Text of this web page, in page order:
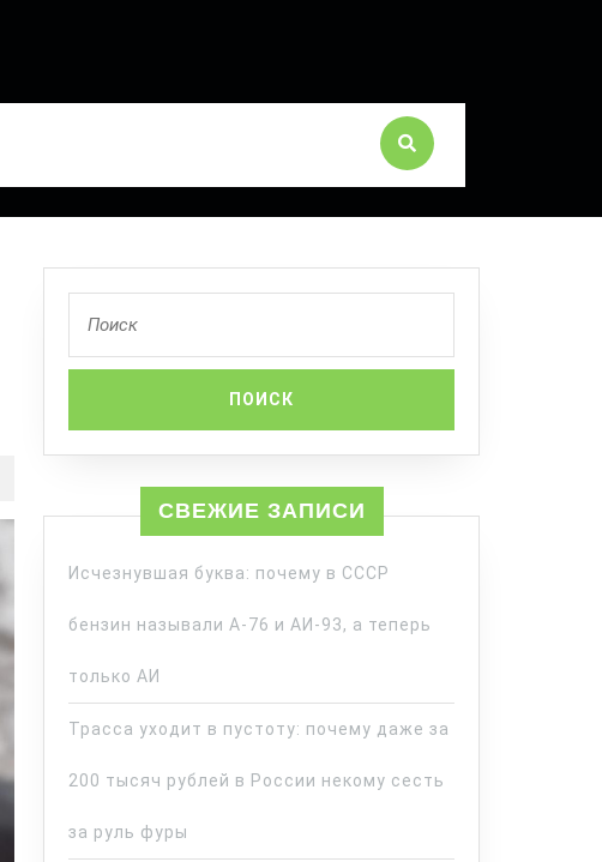
СВЕЖИЕ ЗАПИСИ
Исчезнувшая буква: почему в СССР
бензин называли А-76 и АИ-93, а теперь
только АИ
Трасса уходит в пустоту: почему даже за
200 тысяч рублей в России некому сесть
за руль фуры